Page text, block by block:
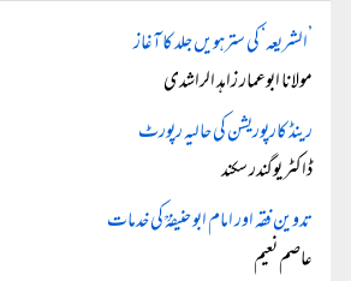
’الشریعہ‘ کی سترہویں جلد کا آغاز
مولانا ابوعمار زاہد الراشدی
رینڈ کارپوریشن کی حالیہ رپورٹ
ڈاکٹر یوگندر سکند
تدوین فقہ اور امام ابو حنیفہؒ کی خدمات
عاصم نعیم